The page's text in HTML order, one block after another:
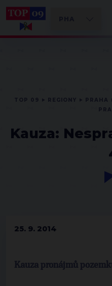
Kauza:
25. 9. 2014
Kauza pronájmů